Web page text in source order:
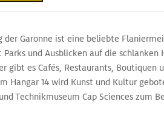
der Garonne ist eine beliebte
und Ausblicken auf die schlanken
gibt es Cafés, Restaurants, Boutiquen
Hangar 14 wird Kunst und Kultur
Technikmuseum Cap Sciences zum